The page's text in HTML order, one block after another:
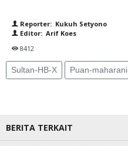
Reporter: Kukuh Setyono
Editor: Arif Koes
8412
Sultan-HB-X Puan-maharani
BERITA TERKAIT